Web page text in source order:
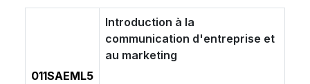
011SAEML5
Introduction à la
communication d'entreprise et
au marketing